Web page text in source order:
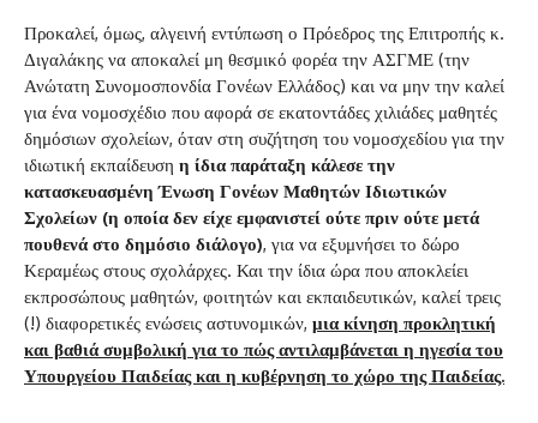
Προκαλεί, όμως, αλγεινή εντύπωση ο Πρόεδρος της Επιτροπής κ.
Διγαλάκης να αποκαλεί μη θεσμικό φορέα την ΑΣΓΜΕ (την
Ανώτατη Συνομοσπονδία Γονέων Ελλάδος) και να μην την καλεί
για ένα νομοσχέδιο που αφορά σε εκατοντάδες χιλιάδες μαθητές
δημόσιων σχολείων, όταν στη συζήτηση του νομοσχεδίου για την
ιδιωτική εκπαίδευση η ίδια παράταξη κάλεσε την
κατασκευασμένη Ένωση Γονέων Μαθητών Ιδιωτικών
Σχολείων (η οποία δεν είχε εμφανιστεί ούτε πριν ούτε μετά
πουθενά στο δημόσιο διάλογο), για να εξυμνήσει το δώρο
Κεραμέως στους σχολάρχες. Και την ίδια ώρα που αποκλείει
εκπροσώπους μαθητών, φοιτητών και εκπαιδευτικών, καλεί τρεις
(!) διαφορετικές ενώσεις αστυνομικών, μια κίνηση προκλητική
και βαθιά συμβολική για το πώς αντιλαμβάνεται η ηγεσία του
Υπουργείου Παιδείας και η κυβέρνηση το χώρο της Παιδείας.